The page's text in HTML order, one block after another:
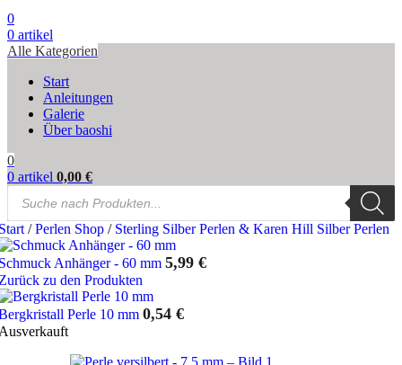
0
0 artikel
Alle Kategorien
Start
Anleitungen
Galerie
Über baoshi
0
0 artikel 0,00 €
Products
search
/ Perlen Shop / Sterling Silber Perlen & Karen Hill Silber Perlen
Anhänger - 60 mm 5,99 €
zu den Produkten
Perle 10 mm 0,54 €